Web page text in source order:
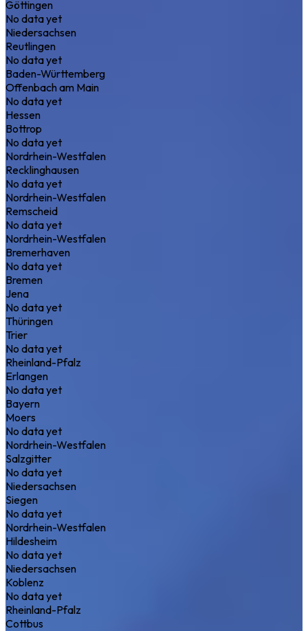
Göttingen
No data yet
Niedersachsen
Reutlingen
No data yet
Baden-Württemberg
Offenbach am Main
No data yet
Hessen
Bottrop
No data yet
Nordrhein-Westfalen
Recklinghausen
No data yet
Nordrhein-Westfalen
Remscheid
No data yet
Nordrhein-Westfalen
Bremerhaven
No data yet
Bremen
Jena
No data yet
Thüringen
Trier
No data yet
Rheinland-Pfalz
Erlangen
No data yet
Bayern
Moers
No data yet
Nordrhein-Westfalen
Salzgitter
No data yet
Niedersachsen
Siegen
No data yet
Nordrhein-Westfalen
Hildesheim
No data yet
Niedersachsen
Koblenz
No data yet
Rheinland-Pfalz
Cottbus